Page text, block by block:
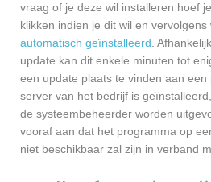
vraag of je deze wil installeren hoef
klikken indien je dit wil en
automatisch geïnstalleerd.
update kan dit enkele minuten tot
een update plaats te vinden aan
server van het bedrijf is
de systeembeheerder worden
vooraf aan dat het programma op
niet beschikbaar zal zijn in verband